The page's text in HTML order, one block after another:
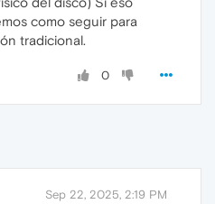
como seguir para
tradicional.
0
Sep 22, 2025, 2:19 PM